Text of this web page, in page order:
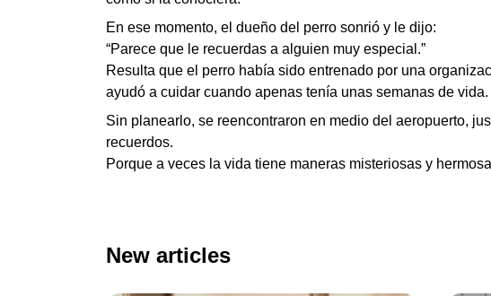
En ese momento, el dueño del perro sonrió y le dijo:
“Parece que le recuerdas a alguien muy especial.”
Resulta que el perro había sido entrenado por una
ayudó a cuidar cuando apenas tenía unas semanas de vida.
Sin planearlo, se reencontraron en medio del aeropuerto,
recuerdos.
Porque a veces la vida tiene maneras misteriosas y
New articles